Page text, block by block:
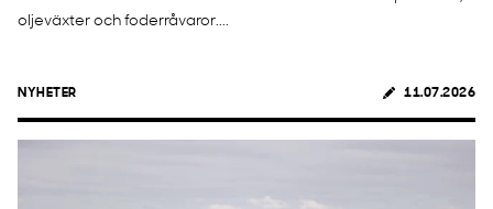
oljeväxter och foderråvaror....
NYHETER 11.07.2026